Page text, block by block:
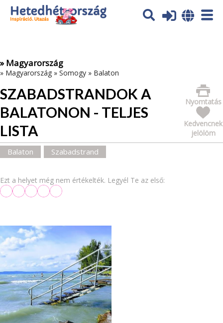
Az oldal sütiket (cookies) használ. További tájékoztatás itt:
Adatvédelmi tájékoztató
» Magyarország
» Magyarország » Somogy » Balaton
SZABADSTRANDOK A
BALATONON - TELJES
LISTA
Nyomtatás
Kedvencnek
jelölöm
Balaton Szabadstrand
Ezt a helyet még nem értékelték. Legyél Te az első: